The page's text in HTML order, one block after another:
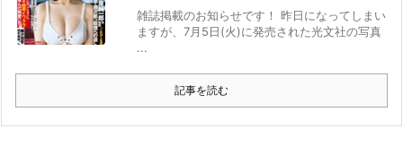
雑誌掲載のお知らせです！ 昨日になってしまい
ますが、7月5日(火)に発売された光文社の写真
...
記事を読む